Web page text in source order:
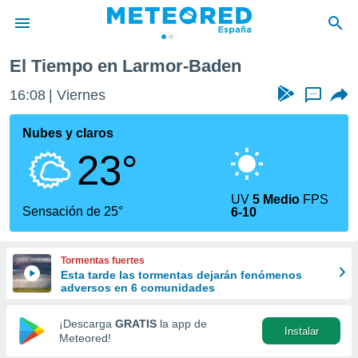
de
por
que se
calidad.
a este
las
y
forma
digital
basada
El Tiempo en Larmor-Baden
16:08 Viernes ...
Nubes y claros
23°
Sensación de 25°
UV5 Medio FPS
6-10
Tormentas fuertes
Esta tarde las tormentas dejarán fenómenos
adversos en 6 comunidades
¡Descarga GRATIS la app de
Meteored!
Instalar